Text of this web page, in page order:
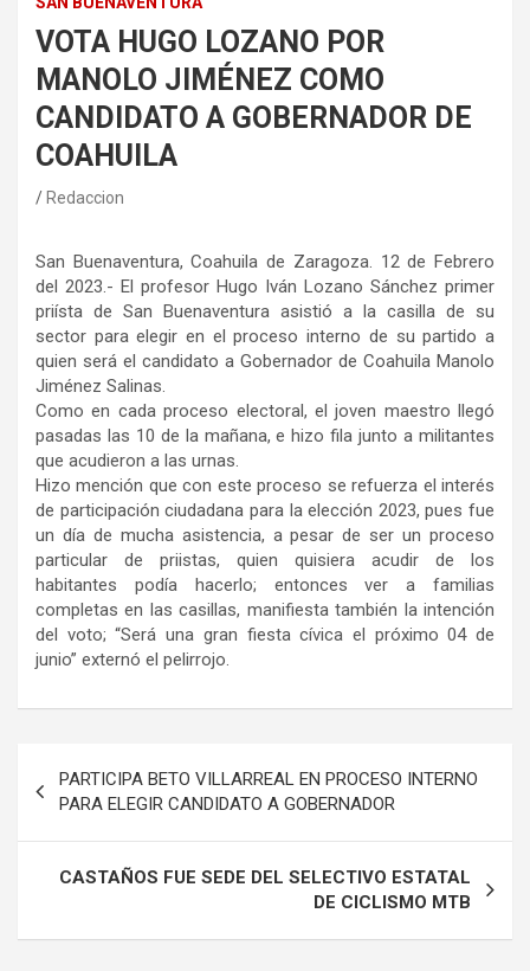
VOTA HUGO LOZANO POR
MANOLO JIMÉNEZ COMO
CANDIDATO A GOBERNADOR DE
COAHUILA
Redaccion
San Buenaventura, Coahuila de Zaragoza. 12 de Febrero
del 2023.- El profesor Hugo Iván Lozano Sánchez primer
priísta de San Buenaventura asistió a la casilla de su
sector para elegir en el proceso interno de su partido a
quien será el candidato a Gobernador de Coahuila Manolo
Jiménez Salinas.
Como en cada proceso electoral, el joven maestro llegó
pasadas las 10 de la mañana, e hizo fila junto a militantes
que acudieron a las urnas.
Hizo mención que con este proceso se refuerza el interés
de participación ciudadana para la elección 2023, pues fue
un día de mucha asistencia, a pesar de ser un proceso
particular de priistas, quien quisiera acudir de los
habitantes podía hacerlo; entonces ver a familias
completas en las casillas, manifiesta también la intención
del voto; “Será una gran fiesta cívica el próximo 04 de
junio” externó el pelirrojo.
de
entradas
PARTICIPA BETO VILLARREAL EN PROCESO INTERNO
PARA ELEGIR CANDIDATO A GOBERNADOR
CASTAÑOS FUE SEDE DEL SELECTIVO ESTATAL
DE CICLISMO MTB